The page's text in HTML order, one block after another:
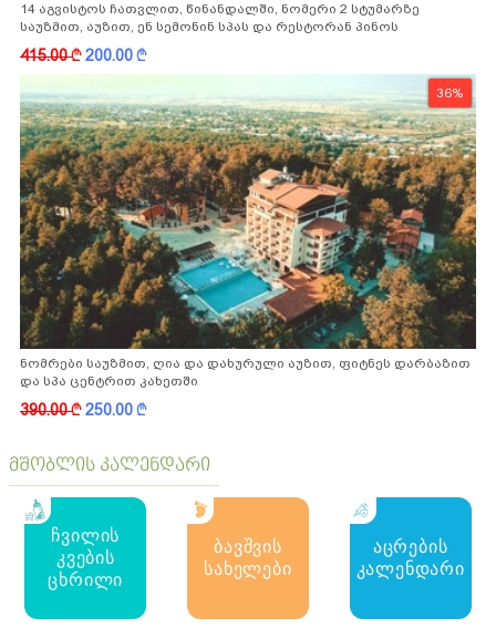
14 აგვისტოს ჩათვლით, წინანდალში, ნომერი 2 სტუმარზე
საუზმით, აუზით, ენ სემონინ სპას და რესტორან პინოს
ფასდაკლებით
415.00k200.00k
36%
ნომრები საუზმით, ღია და დახურული აუზით, ფიტნეს დარბაზით
და სპა ცენტრით კახეთში
390.00k250.00k
მშობლის კალენდარი
ჩვილის
კვების
ცხრილი
ბავშვის
სახელები
აცრების
კალენდარი